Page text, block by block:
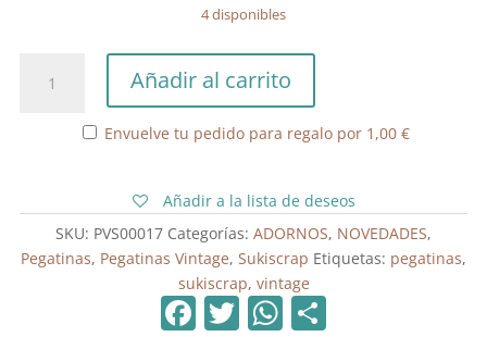
4 disponibles
Vintage
Añadir al carrito
Envuelve tu pedido para regalo por 1,00 €
Añadir a la lista de deseos
SKU: PVS00017 Categorías: ADORNOS, NOVEDADES,
Pegatinas, Pegatinas Vintage, Sukiscrap Etiquetas: pegatinas,
sukiscrap, vintage
F T W